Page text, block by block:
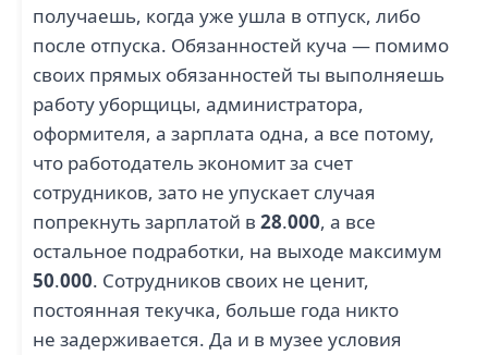
получаешь, когда уже ушла в отпуск, либо
после отпуска. Обязанностей куча — помимо
своих прямых обязанностей ты выполняешь
работу уборщицы, администратора,
оформителя, а зарплата одна, а все потому,
что работодатель экономит за счет
сотрудников, зато не упускает случая
попрекнуть зарплатой в 28.000, а все
остальное подработки, на выходе максимум
50.000. Сотрудников своих не ценит,
постоянная текучка, больше года никто
не задерживается. Да и в музее условия